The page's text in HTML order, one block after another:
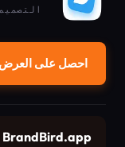
احصل على العرض
BrandBird.app